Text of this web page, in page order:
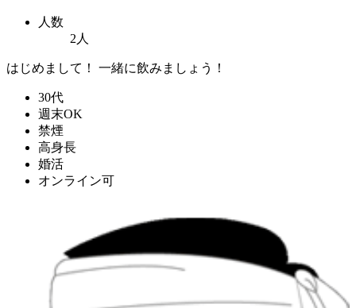
人数
2人
はじめまして！ 一緒に飲みましょう！
30代
週末OK
禁煙
高身長
婚活
オンライン可